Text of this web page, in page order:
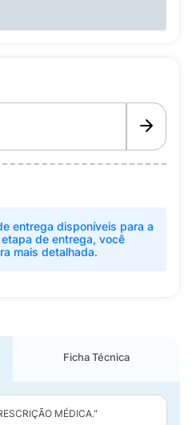
entrega disponíveis para a
de entrega, você
mais detalhada.
Ficha Técnica
MÉDICA."